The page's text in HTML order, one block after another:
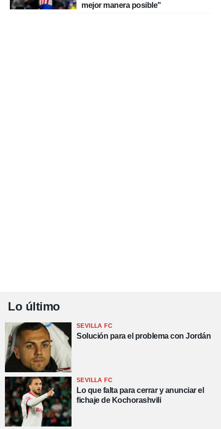
mejor manera posible"
Lo último
SEVILLA FC
Solución para el problema con Jordán
SEVILLA FC
Lo que falta para cerrar y anunciar el
fichaje de Kochorashvili